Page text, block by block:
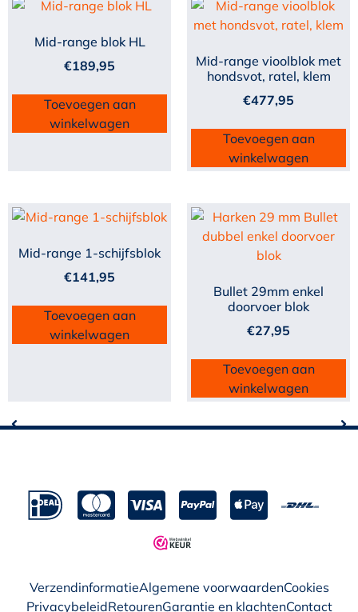
Mid-range blok HL
€189,95
Toevoegen aan
winkelwagen
Mid-range vioolblok met
hondsvot, ratel, klem
€477,95
Toevoegen aan
winkelwagen
Mid-range 1-schijfsblok
€141,95
Toevoegen aan
winkelwagen
Bullet 29mm enkel
doorvoer blok
€27,95
Toevoegen aan
winkelwagen
VerzendinformatieAlgemene voorwaardenCookies
PrivacybeleidRetourenGarantie en klachtenContact